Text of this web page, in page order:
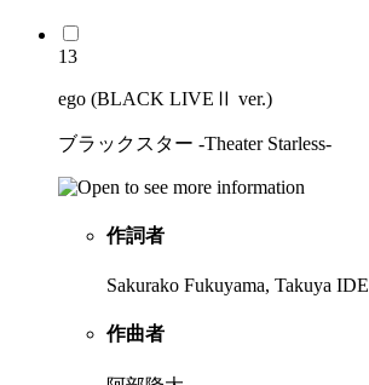
13
ego (BLACK LIVEⅡ ver.)
ブラックスター -Theater Starless-
作詞者
Sakurako Fukuyama, Takuya IDE
作曲者